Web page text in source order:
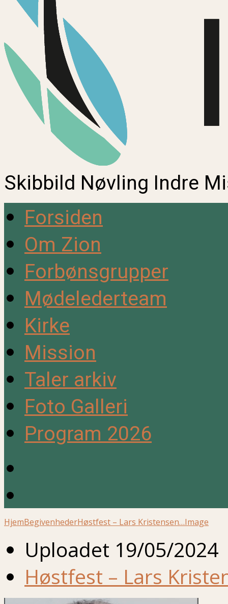
Skibbild Nøvling Indre
Forsiden
Om Zion
Forbønsgrupper
Mødelederteam
Kirke
Mission
Taler arkiv
Foto Galleri
Program 2026
HjemBegivenhederHøstfest – Lars Kristensen…Image
Uploadet 19/05/2024
Høstfest – Lars